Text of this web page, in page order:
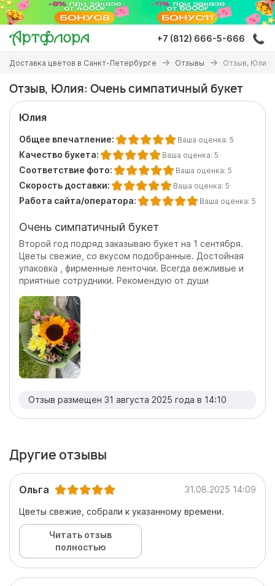
Перейти
основному
содержанию
+7 (812) 666-5-666
Вы
здесь
Доставка цветов в Санкт-Петербурге Отзывы Отзыв, Юлия:
Отзыв, Юлия: Очень симпатичный букет
Юлия
Общее впечатление: Ваша оценка: 5
Качество букета: Ваша оценка: 5
Соответствие фото: Ваша оценка: 5
Скорость доставки: Ваша оценка: 5
Работа сайта/оператора: Ваша оценка: 5
Очень симпатичный букет
Второй год подряд заказываю букет на 1 сентября.
Цветы свежие, со вкусом подобранные. Достойная
упаковка , фирменные ленточки. Всегда вежливые и
приятные сотрудники. Рекомендую от души
Отзыв размещен 31 августа 2025 года в 14:10
Другие отзывы
Ольга 31.08.2025 14:09
Цветы свежие, собрали к указанному времени.
Читать отзыв
полностью